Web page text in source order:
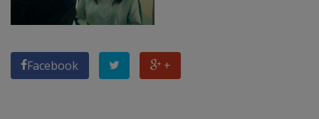
Facebook +